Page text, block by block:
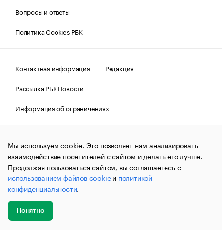
Вопросы и ответы
Политика Cookies РБК
Контактная информация
Редакция
Рассылка РБК Новости
Информация об ограничениях
Правовая информация
О соблюдении авторских прав
© АО «РОСБИЗНЕСКОНСАЛТИНГ»,1995–2026.Сообщения
и материалы информационного агентства «РБК»
(зарегистрировано Федеральной службой по надзору в сфере
связи, информационных технологий и массовых
коммуникаций (Роскомнадзор) 09.12.2015 за номером ИА
№ФС77-63848) сопровождаются пометкой «РБК». Отдельные
публикации могут содержать информацию,
не предназначенную для пользователей
до 18 лет.
Мы используем cookie. Это позволяет нам анализировать
взаимодействие посетителей с сайтом и делать его лучше.
Продолжая пользоваться сайтом, вы соглашаетесь с
использованием файлов cookieи политикой
конфиденциальности.
Понятно